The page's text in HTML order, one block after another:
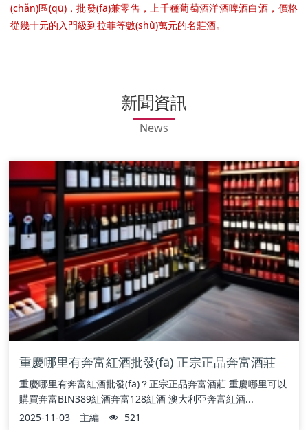
(chǎn)區(qū)，批發(fā)兼零售，上千種葡萄酒洋酒啤酒白酒，價格
從幾十元的入門級到拉菲等數(shù)萬元的名莊酒。
新聞資訊
News
重慶哪里有奔富紅酒批發(fā) 正宗正品奔富酒莊
重慶哪里有奔富紅酒批發(fā)？正宗正品奔富酒莊 重慶哪里可以
購買奔富BIN389紅酒奔富128紅酒 澳大利亞奔富紅酒...
2025-11-03
主編 521